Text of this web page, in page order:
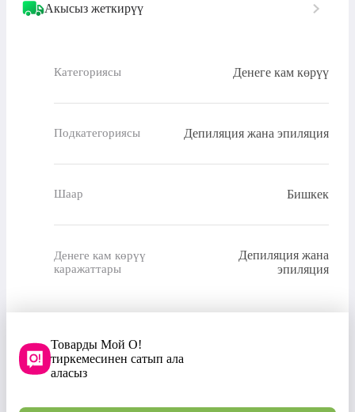
Акысыз жеткирүү
Категориясы Денеге кам көрүү
Подкатегориясы Депиляция жана эпиляция
Шаар Бишкек
Денеге кам көрүү
каражаттары
Депиляция жана
эпиляция
Товарды Мой О!
тиркемесинен сатып ала
аласыз